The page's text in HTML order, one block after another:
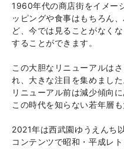
1960年代の商店街をイメー
ッピングや食事はもちろん
ど、今では見ることがなく
することができます。
この大胆なリニューアルは
れ、大きな注目を集めました
リニューアル前は減少傾向
この時代を知らない若年層も
2021年は西武園ゆうえんち
コンテンツで昭和・平成レ